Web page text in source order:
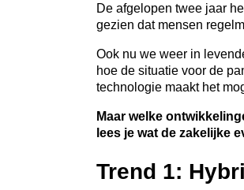
De afgelopen twee jaar
gezien dat mensen
Ook nu we weer in
hoe de situatie voor de
technologie maakt het
Maar welke
lees je wat de zakelijke
Trend 1: